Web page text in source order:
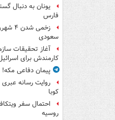
یونان به دنبال
فارس
زخمی
سعودی
آغاز تحقیقات
کارمندش برای
پیمان دفاعی مکه!
روایت رسانه
کوبا
احتمال سفر
روسیه